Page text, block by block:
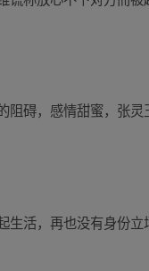
碍，感情甜蜜，张
活，再也没有身份